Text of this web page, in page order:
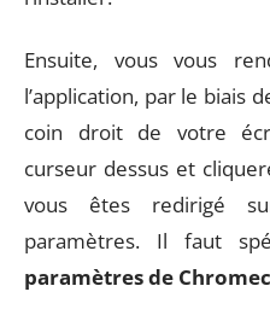
Ensuite, vous vous
l’application, par le biais
coin droit de votre
curseur dessus et
vous êtes redirigé
paramètres. Il faut
paramètres de